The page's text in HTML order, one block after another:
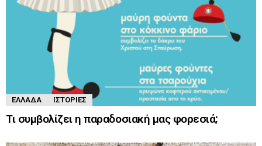
ΕΛΛΆΔΑ ΙΣΤΟΡΊΕΣ
Τι συμβολίζει η παραδοσιακή μας φορεσιά;